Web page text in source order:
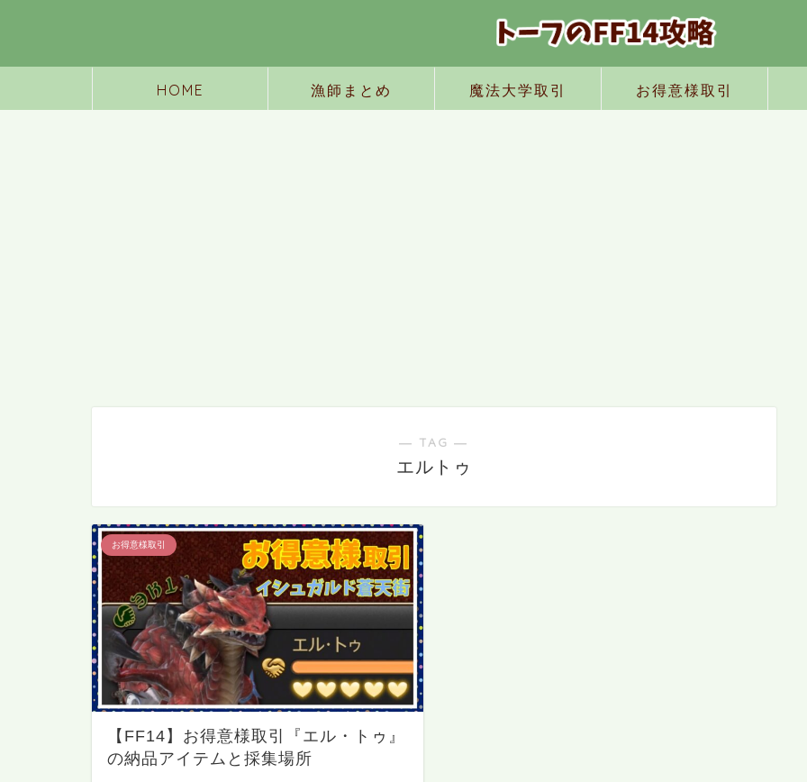
HOME 漁師まとめ 魔法大学取引 お得意様取引
― TAG ―
エルトゥ
お得意様取引
【FF14】お得意様取引『エル・トゥ』
の納品アイテムと採集場所